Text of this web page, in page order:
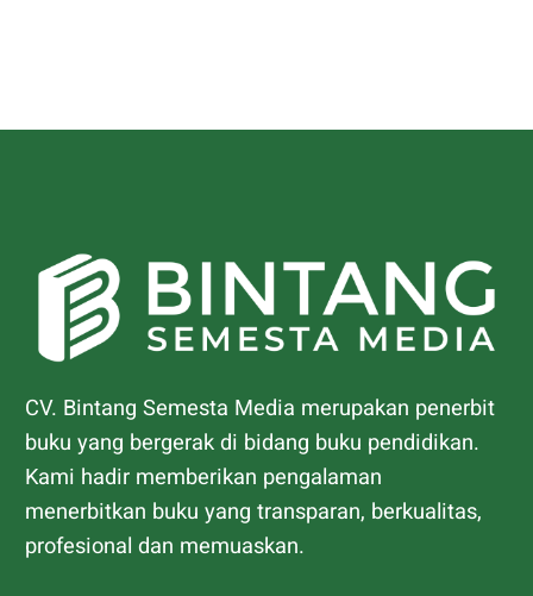
CV. Bintang Semesta Media merupakan penerbit
buku yang bergerak di bidang buku pendidikan.
Kami hadir memberikan pengalaman
menerbitkan buku yang transparan, berkualitas,
profesional dan memuaskan.